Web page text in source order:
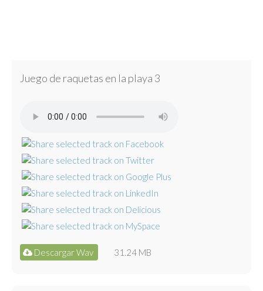
Juego de raquetas en la playa 3
Descargar Wav 31.24 MB